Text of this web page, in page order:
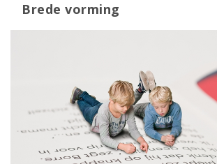
Brede vorming